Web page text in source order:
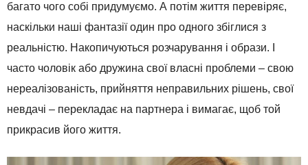
багато чого собі придумуємо. А потім життя перевіряє,
наскільки наші фантазії один про одного збіглися з
реальністю. Накопичуються розчарування і образи. І
часто чоловік або дружина свої власні проблеми – свою
нереалізованість, прийняття неправильних рішень, свої
невдачі – перекладає на партнера і вимагає, щоб той
прикрасив його життя.